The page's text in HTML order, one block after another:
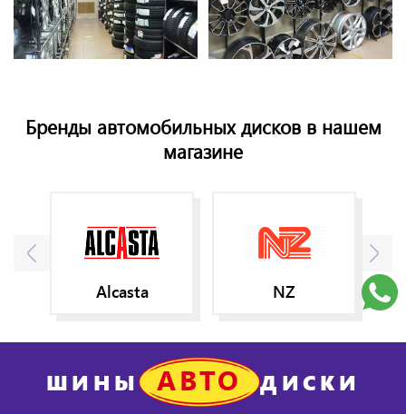
Бренды автомобильных дисков в нашем
магазине
Alcasta NZ
ШИНЫ АВТО ДИСКИ